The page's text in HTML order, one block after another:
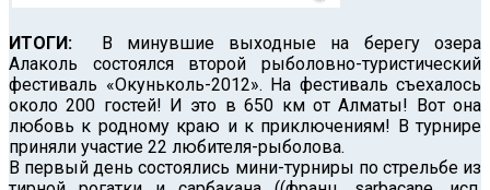
ИТОГИ: В минувшие выходные на берегу озера
Алаколь состоялся второй рыболовно-туристический
фестиваль «Окуньколь-2012». На фестиваль съехалось
около 200 гостей! И это в 650 км от Алматы! Вот она
любовь к родному краю и к приключениям! В турнире
приняли участие 22 любителя-рыболова.
В первый день состоялись мини-турниры по стрельбе из